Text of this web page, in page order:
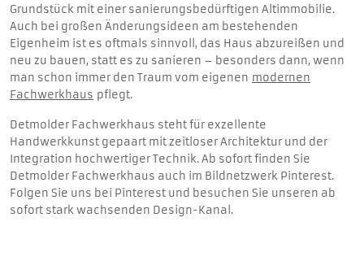
Grundstück mit einer sanierungsbedürftigen Altimmobilie.
Auch bei großen Änderungsideen am bestehenden
Eigenheim ist es oftmals sinnvoll, das Haus abzureißen und
neu zu bauen, statt es zu sanieren – besonders dann, wenn
man schon immer den Traum vom eigenen modernen
Fachwerkhaus pflegt.
Detmolder Fachwerkhaus steht für exzellente
Handwerkkunst gepaart mit zeitloser Architektur und der
Integration hochwertiger Technik. Ab sofort finden Sie
Detmolder Fachwerkhaus auch im Bildnetzwerk Pinterest.
Folgen Sie uns bei Pinterest und besuchen Sie unseren ab
sofort stark wachsenden Design-Kanal.